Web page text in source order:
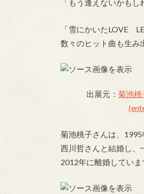
「もう逢えないかもし
「雪にかいたLOVE
数々のヒット曲も生み
出展元： 菊池桃
菊池桃子さんは、
西川哲さんと結婚し、
2012年に離婚していま